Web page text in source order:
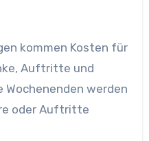
kommen Kosten für
Auftritte und
Wochenenden werden
oder Auftritte